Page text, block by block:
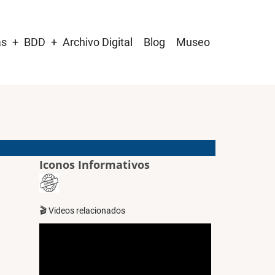
BDD Archivo Digital Blog Museo
Iconos Informativos
🎬 Videos relacionados